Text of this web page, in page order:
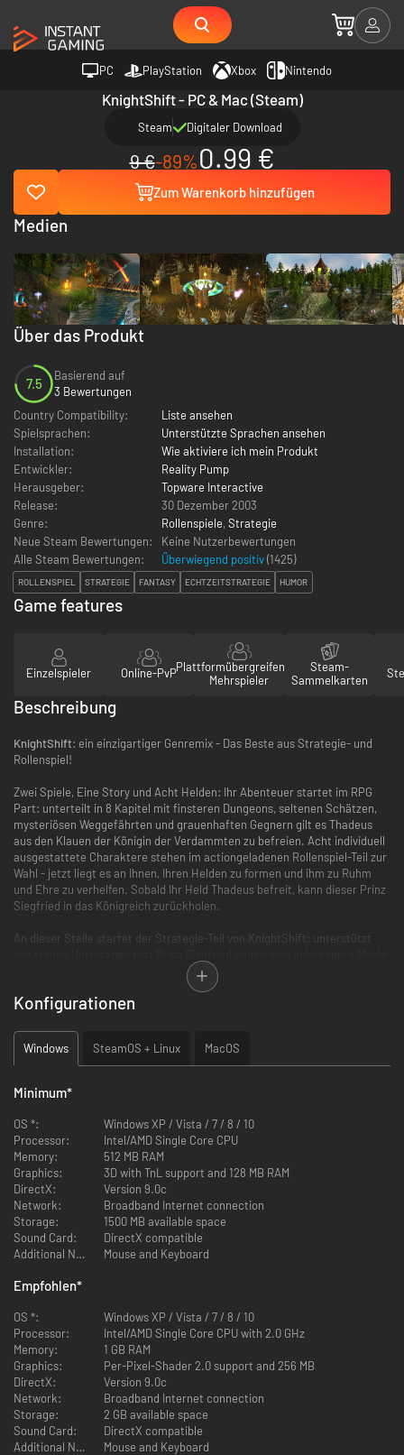
PC PlayStation Xbox Nintendo
KnightShift - PC & Mac (Steam)
Steam Digitaler Download
9 €-89%0.99 €
Zum Warenkorb hinzufügen
Über das Produkt
7.5
Basierend auf
3 Bewertungen
Country Compatibility:
Liste ansehen
Spielsprachen:
Unterstützte Sprachen ansehen
Installation:
Wie aktiviere ich mein Produkt
Entwickler:
Reality Pump
Herausgeber:
Topware Interactive
Release:
30 Dezember 2003
Genre:
Rollenspiele, Strategie
Neue Steam Bewertungen:
Keine Nutzerbewertungen
Alle Steam Bewertungen:
Überwiegend positiv(1425)
ROLLENSPIEL STRATEGIE FANTASY ECHTZEITSTRATEGIE HUMOR
Medien
Game features
Einzelspieler Online-PvPPlattformübergreifender
Mehrspieler
Steam-
Sammelkarten
Beschreibung
KnightShift: ein einzigartiger Genremix - Das Beste aus Strategie- und
Rollenspiel!
Zwei Spiele, Eine Story und Acht Helden: Ihr Abenteuer startet im RPG
Part: unterteilt in 8 Kapitel mit finsteren Dungeons, seltenen Schätzen,
mysteriösen Weggefährten und grauenhaften Gegnern gilt es Thadeus
aus den Klauen der Königin der Verdammten zu befreien. Acht individuell
ausgestattete Charaktere stehen im actiongeladenen Rollenspiel-Teil zur
Wahl - jetzt liegt es an Ihnen, Ihren Helden zu formen und ihm zu Ruhm
und Ehre zu verhelfen. Sobald Ihr Held Thadeus befreit, kann dieser Prinz
Siegfried in das Königreich zurückholen.
An dieser Stelle startet der Strategie-Teil von KnightShift: unterstützt
an - die Macht des Bösen! Darüber hinaus stehen unermüdlichen
Abenteurern ein umfangreicher Multiplayer-Modus sowie zahlreiche
Skirmish-Karten zur Verfügung. Ein brandneuer atmosphärischer
Bildschirm zu fesseln.
FEATURES:
fesselnde Storyline bieten über 300 Stunden Spielspass
Skirmish RPG und RTS Modus mit über 25 Zusatzkarten
umfangreicher Multiplayermodus über LAN oder EarthNET für bis zu
8 Spieler, Ligenunterstützung
Über 2.000 verschiedene Rüstungen, Waffen und Zaubersprüche
revolutionäre Grafik – das erste Spiel mit vollständiger Per-Pixel-
Shader Unterstützung
komfortabler Editor zum Erstellen eigener Maps und Level
brandneuer, atmosphärischer Soundtrack mit über 75 Musikstücken
Konfigurationen
Windows SteamOS + Linux MacOS
Minimum*
OS *:
Windows XP / Vista / 7 / 8 / 10
Processor:
Intel/AMD Single Core CPU
Memory:
512 MB RAM
Graphics:
3D with TnL support and 128 MB RAM
DirectX:
Version 9.0c
Network:
Broadband Internet connection
Storage:
1500 MB available space
Sound Card:
DirectX compatible
Additional Notes:
Mouse and Keyboard
Empfohlen*
OS *:
Windows XP / Vista / 7 / 8 / 10
Processor:
Intel/AMD Single Core CPU with 2.0 GHz
Memory:
1 GB RAM
Graphics:
Per-Pixel-Shader 2.0 support and 256 MB
DirectX:
Version 9.0c
Network:
Broadband Internet connection
Storage:
2 GB available space
Sound Card:
DirectX compatible
Additional Notes:
Mouse and Keyboard